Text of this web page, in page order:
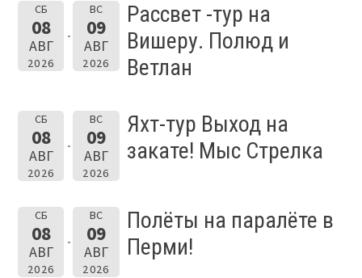
СБ
08
АВГ
2026
ВС
09
АВГ
2026
Рассвет -тур на
Вишеру. Полюд и
Ветлан
СБ
08
АВГ
2026
ВС
09
АВГ
2026
Яхт-тур Выход на
закате! Мыс Стрелка
СБ
08
АВГ
2026
ВС
09
АВГ
2026
Полёты на паралёте в
Перми!